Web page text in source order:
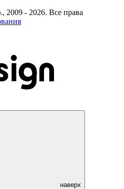
2009 - 2026. Все права
наверх